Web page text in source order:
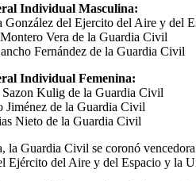
Individual Masculina:
González del Ejercito del Aire y del
Vera de la Guardia Civil
Fernández de la Guardia Civil
Individual Femenina:
Kulig de la Guardia Civil
Jiménez de la Guardia Civil
Nieto de la Guardia Civil
la Guardia Civil se coronó
Ejército del Aire y del Espacio y la